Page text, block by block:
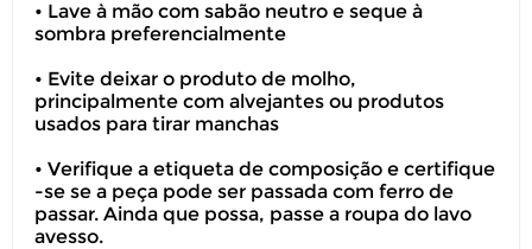
• Lave à mão com sabão neutro e seque à
sombra preferencialmente
• Evite deixar o produto de molho,
principalmente com alvejantes ou produtos
usados para tirar manchas
• Verifique a etiqueta de composição e certifique
-se se a peça pode ser passada com ferro de
passar. Ainda que possa, passe a roupa do lavo
avesso.